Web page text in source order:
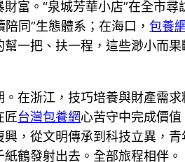
財富。“泉城芳華小店”在全市
同”生態體系；在海口，包養
一把、扶一程，這些渺小而
在浙江，技巧培養與財產需
匠台灣包養網心苦守中完成價
，從文明傳承到科技立異，
鶴發射出去。全部旅程相伴。